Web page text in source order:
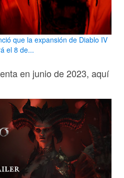
que la expansión de Diablo IV
el 8 de...
en junio de 2023, aquí